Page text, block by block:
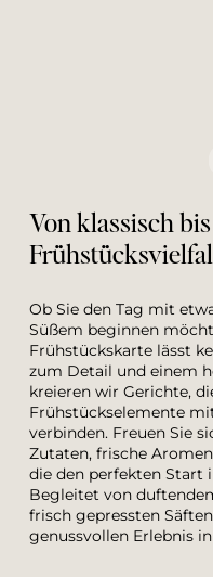
Von klassisch
Ob Sie den Tag mit
Süßem beginnen
Frühstückskarte lässt
zum Detail und einem
kreieren wir Gerichte,
Frühstückselemente
verbinden. Freuen Sie
Zutaten, frische
die den perfekten Start
Begleitet von
frisch gepressten
genussvollen Erlebnis